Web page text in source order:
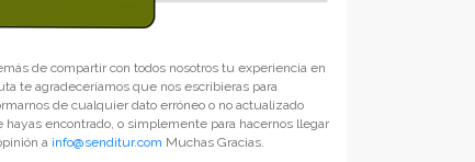
de compartir con todos nosotros tu experiencia en
te agradeceríamos que nos escribieras para
de cualquier dato erróneo o no actualizado
hayas encontrado, o simplemente para hacernos llegar
a info@senditur.com Muchas Gracias.